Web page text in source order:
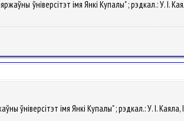
ўніверсітэт імя Янкі Купалы" ; рэдкал.: У. I.
ўніверсітэт імя Янкі Купалы" ; рэдкал.: У. I.